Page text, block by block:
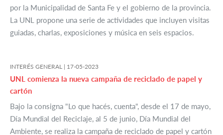
por la Municipalidad de Santa Fe y el gobierno de la provincia.
La UNL propone una serie de actividades que incluyen visitas
guiadas, charlas, exposiciones y música en seis espacios.
INTERÉS GENERAL | 17-05-2023
UNL comienza la nueva campaña de reciclado de papel y
cartón
Bajo la consigna "Lo que hacés, cuenta", desde el 17 de mayo,
Día Mundial del Reciclaje, al 5 de junio, Día Mundial del
Ambiente, se realiza la campaña de reciclado de papel y cartón